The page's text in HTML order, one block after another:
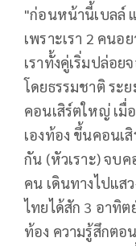
"ก่อนหน้านี้เบลล์
เพราะเรา 2 คนอ
เราทั้งคู่เริ่มปล่อย
โดยธรรมชาติ ระ
คอนเสิร์ตใหญ่ เมื่
เองท้อง ขึ้นคอนเ
กัน (หัวเราะ) จบค
คน เดินทางไปแส
ไทยได้สัก 3 อาทิต
ท้อง ความรู้สึกตอ